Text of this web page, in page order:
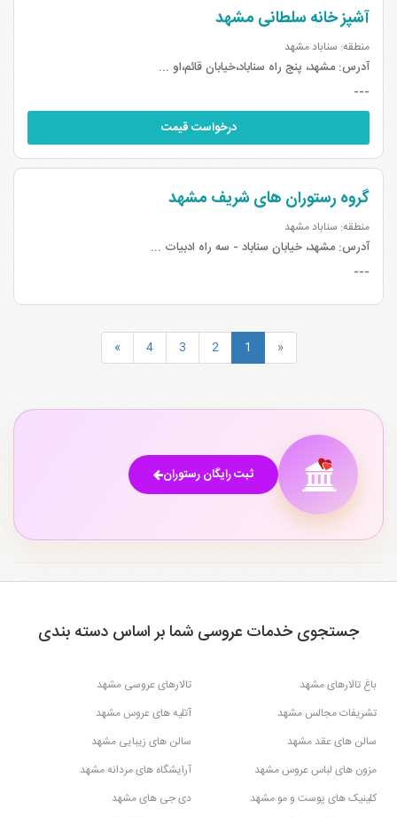
آشپز خانه سلطانی مشهد
منطقه: سناباد مشهد
آدرس:مشهد، پنج راه سناباد،خیابان قائم،او ...
---
درخواست قیمت
گروه رستوران های شریف مشهد
منطقه: سناباد مشهد
آدرس:مشهد، خیابان سناباد - سه راه ادبیات ...
---
«
1
2
3
4
»
ثبت رایگان رستوران
جستجوی خدمات عروسی شما بر اساس دسته بندی
باغ تالارهای مشهد
تالارهای عروسی مشهد
تشریفات مجالس مشهد
آتلیه های عروس مشهد
سالن های عقد مشهد
سالن های زیبایی مشهد
مزون های لباس عروس مشهد
آرایشگاه های مردانه مشهد
کلینیک های پوست و مو مشهد
دی جی های مشهد